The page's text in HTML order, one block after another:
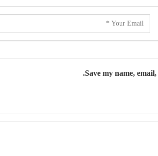
Save my name,